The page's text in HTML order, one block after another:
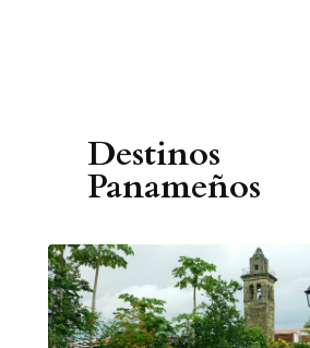
Destinos
Panameños